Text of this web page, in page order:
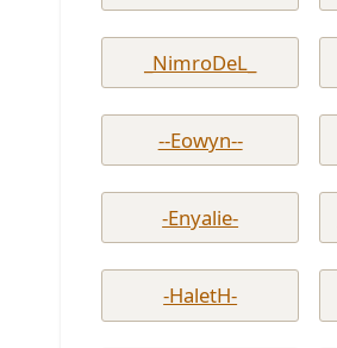
_NimroDeL_
--Eowyn--
-Enyalie-
-HaletH-